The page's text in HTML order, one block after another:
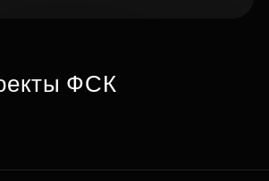
вам параметрам
ФСК